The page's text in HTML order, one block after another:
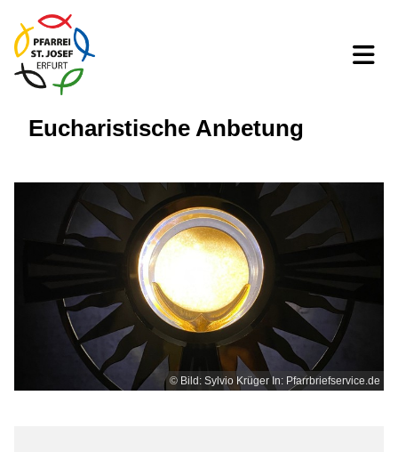
Eucharistische Anbetung
© Bild: Sylvio Krüger In: Pfarrbriefservice.de